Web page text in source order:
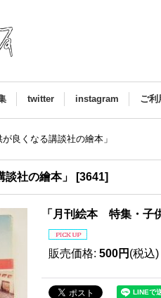
twitter instagram ご利
良くなる講談社の繪本」
社の繪本」 [3641]
「月刊絵本 特集・子
販売価格: 500円 (税込)